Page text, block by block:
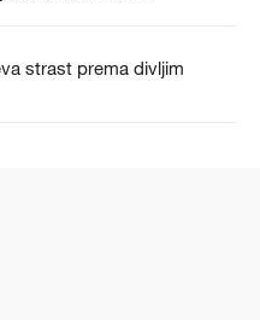
strast prema divljim